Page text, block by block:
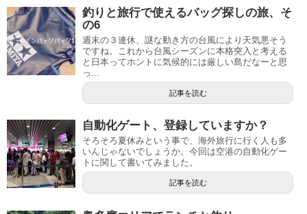
釣りと旅行で使えるバッグ探しの旅、そ
の6
週末の３連休、謎な動き方の台風により天気悪そう
ですね。これから台風シーズンに本格突入と考える
と日本ってホントに気候的には厳しい島だなーと思
っ...
記事を読む
自動化ゲート、登録していますか？
そろそろ夏休みという事で、海外旅行に行く人も多
いんじゃないでしょうか。今回は空港の自動化ゲー
トに関して書いてみました。
記事を読む